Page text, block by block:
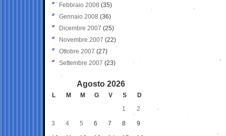
Febbraio 2008 (35)
Gennaio 2008 (36)
Dicembre 2007 (25)
Novembre 2007 (22)
Ottobre 2007 (27)
Settembre 2007 (23)
Agosto 2026
L M M G V S
D
1
2
3 4 5 6 7 8 9